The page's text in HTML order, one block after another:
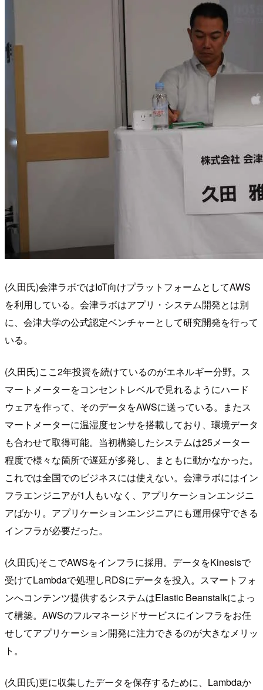
(久田氏)会津ラボではIoT向けプラットフォームとしてAWS
を利用している。会津ラボはアプリ・システム開発とは別
に、会津大学の公式認定ベンチャーとして研究開発を行って
いる。
(久田氏)ここ2年投資を続けているのがエネルギー分野。ス
マートメーターをコンセントレベルで見れるようにハード
ウェアを作って、そのデータをAWSに送っている。またス
マートメーターに温湿度センサを搭載しており、環境データ
も合わせて取得可能。当初構築したシステムは25メーター
程度で様々な箇所で遅延が多発し、まともに動かなかった。
これでは全国でのビジネスには使えない。会津ラボにはイン
フラエンジニアが1人もいなく、アプリケーションエンジニ
アばかり。アプリケーションエンジニアにも運用保守できる
インフラが必要だった。
(久田氏)そこでAWSをインフラに採用。データをKinesisで
受けてLambdaで処理しRDSにデータを投入。スマートフォ
ンへコンテンツ提供するシステムはElastic Beanstalkによっ
て構築。AWSのフルマネージドサービスにインフラをお任
せしてアプリケーション開発に注力できるのが大きなメリッ
ト。
(久田氏)更に収集したデータを保存するために、Lambdaか